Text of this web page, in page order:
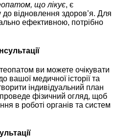
що лікує, є
відновлення здоров’я. Для
ефективною, потрібно
ви можете очікувати
вашої медичної історії та
індивідуальний план
фізичний огляд, щоб
в роботі органів та систем